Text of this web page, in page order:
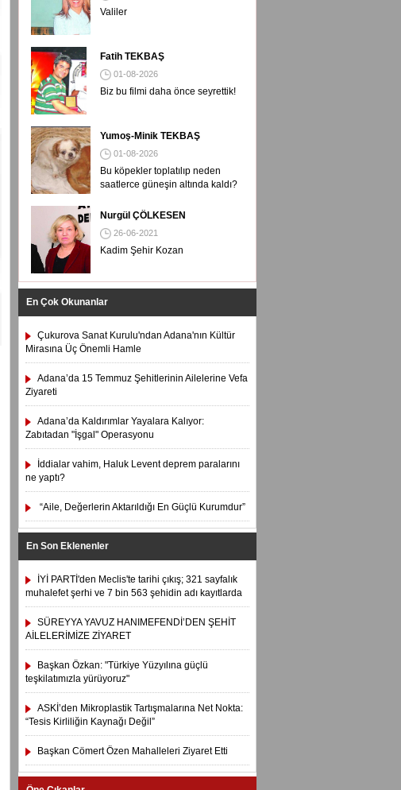
Valiler
Fatih TEKBAŞ
01-08-2026
Biz bu filmi daha önce seyrettik!
Yumoş-Minik TEKBAŞ
01-08-2026
Bu köpekler toplatılıp neden
saatlerce güneşin altında kaldı?
Nurgül ÇÖLKESEN
26-06-2021
Kadim Şehir Kozan
En Çok Okunanlar
Çukurova Sanat Kurulu'ndan Adana'nın Kültür
Mirasına Üç Önemli Hamle
Adana’da 15 Temmuz Şehitlerinin Ailelerine Vefa
Ziyareti
Adana’da Kaldırımlar Yayalara Kalıyor:
Zabıtadan "İşgal" Operasyonu
İddialar vahim, Haluk Levent deprem paralarını
ne yaptı?
“Aile, Değerlerin Aktarıldığı En Güçlü Kurumdur”
En Son Eklenenler
İYİ PARTİ'den Meclis'te tarihi çıkış; 321 sayfalık
muhalefet şerhi ve 7 bin 563 şehidin adı kayıtlarda
SÜREYYA YAVUZ HANIMEFENDİ’DEN ŞEHİT
AİLELERİMİZE ZİYARET
Başkan Özkan: "Türkiye Yüzyılına güçlü
teşkilatımızla yürüyoruz"
ASKİ’den Mikroplastik Tartışmalarına Net Nokta:
“Tesis Kirliliğin Kaynağı Değil”
Başkan Cömert Özen Mahalleleri Ziyaret Etti